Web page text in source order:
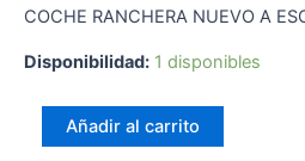
COCHE RANCHERA NUEVO A
Disponibilidad: 1 disponibles
WHEELS
Añadir al carrito